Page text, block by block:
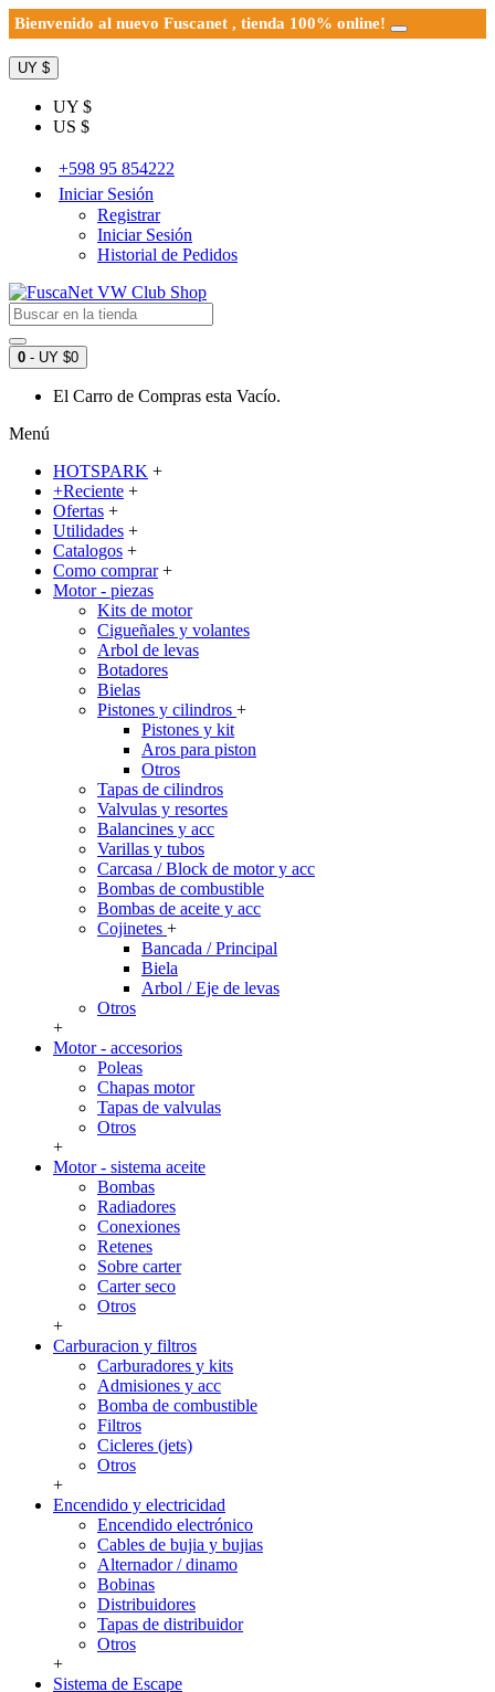
Bienvenido al nuevo Fuscanet , tienda 100% online!
UY $
UY $
US $
+598 95 854222
Iniciar Sesión
Registrar
Iniciar Sesión
Historial de Pedidos
0 - UY $0
El Carro de Compras esta Vacío.
Menú
HOTSPARK +
+Reciente +
Ofertas +
Utilidades +
Catalogos +
Como comprar +
Motor - piezas
Kits de motor
Cigueñales y volantes
Arbol de levas
Botadores
Bielas
Pistones y cilindros +
Pistones y kit
Aros para piston
Otros
Tapas de cilindros
Valvulas y resortes
Balancines y acc
Varillas y tubos
Carcasa / Block de motor y acc
Bombas de combustible
Bombas de aceite y acc
Cojinetes +
Bancada / Principal
Biela
Arbol / Eje de levas
Otros
+
Motor - accesorios
Poleas
Chapas motor
Tapas de valvulas
Otros
+
Motor - sistema aceite
Bombas
Radiadores
Conexiones
Retenes
Sobre carter
Carter seco
Otros
+
Carburacion y filtros
Carburadores y kits
Admisiones y acc
Bomba de combustible
Filtros
Cicleres (jets)
Otros
+
Encendido y electricidad
Encendido electrónico
Cables de bujia y bujias
Alternador / dinamo
Bobinas
Distribuidores
Tapas de distribuidor
Otros
+
Sistema de Escape